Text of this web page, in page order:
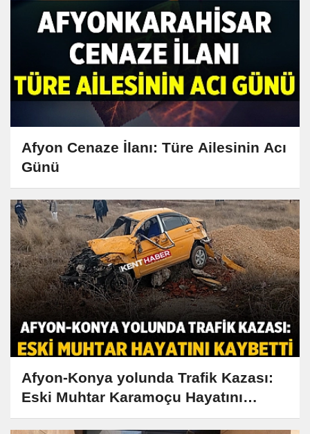
Afyon Cenaze İlanı: Türe Ailesinin Acı
Günü
Afyon-Konya yolunda Trafik Kazası:
Eski Muhtar Karamoçu Hayatını
Kaybetti